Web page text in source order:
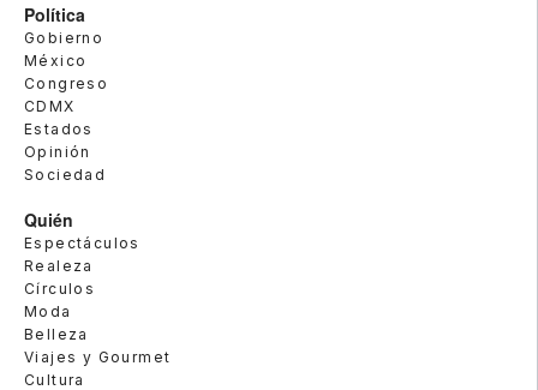
Política
Gobierno
México
Congreso
CDMX
Estados
Opinión
Sociedad
Quién
Espectáculos
Realeza
Círculos
Moda
Belleza
Viajes y Gourmet
Cultura